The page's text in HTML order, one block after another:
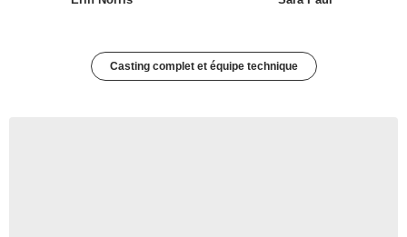
Casting complet et équipe technique